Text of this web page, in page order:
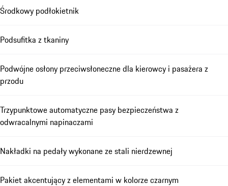
Środkowy podłokietnik
Podsufitka z tkaniny
Podwójne osłony przeciwsłoneczne dla kierowcy i pasażera z
przodu
Trzypunktowe automatyczne pasy bezpieczeństwa z
odwracalnymi napinaczami
Nakładki na pedały wykonane ze stali nierdzewnej
Pakiet akcentujący z elementami w kolorze czarnym